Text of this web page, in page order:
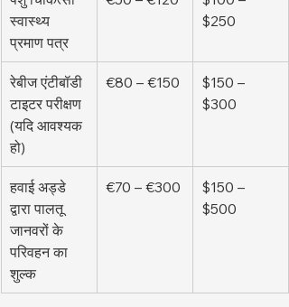
स्वास्थ्य
प्रमाण पत्र
$250
रेबीज एंटीबॉडी
टाइटर परीक्षण
(यदि आवश्यक
हो)
€80 – €150
$150 –
$300
हवाई अड्डे
द्वारा पालतू
जानवरों के
परिवहन का
शुल्क
€70 – €300
$150 –
$500